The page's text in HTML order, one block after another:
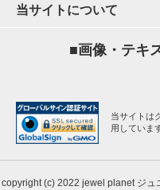
当サイトについて
■画像・テキ
当サイトは
用していま
copyright (c) 2022 jewel planet ジュ